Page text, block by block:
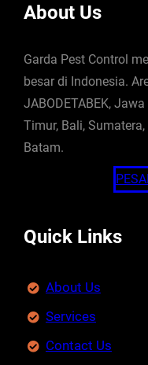
About Us
Garda Pest Control
besar di Indonesia.
JABODETABEK,
Timur, Bali,
Batam.
Quick Links
About Us
Services
Contact Us